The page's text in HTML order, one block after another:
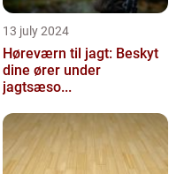
13 july 2024
Høreværn til jagt: Beskyt
dine ører under
jagtsæso...